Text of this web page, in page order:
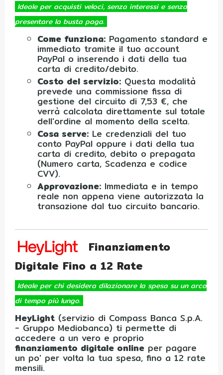
Ideale per acquisti veloci, senza interessi e senza
presentare la busta paga.
Come funziona: Pagamento standard e
immediato tramite il tuo account
PayPal o inserendo i dati della tua
carta di credito/debito.
Costo del servizio: Questa modalità
prevede una commissione fissa di
gestione del circuito di 7,53 €, che
verrà calcolata direttamente sul totale
dell'ordine al momento della scelta.
Cosa serve: Le credenziali del tuo
conto PayPal oppure i dati della tua
carta di credito, debito o prepagata
(Numero carta, Scadenza e codice
CVV).
Approvazione: Immediata e in tempo
reale non appena viene autorizzata la
transazione dal tuo circuito bancario.
Finanziamento
Digitale Fino a 12 Rate
Ideale per chi desidera dilazionare la spesa su un arco
di tempo più lungo.
HeyLight (servizio di Compass Banca S.p.A.
- Gruppo Mediobanca) ti permette di
accedere a un vero e proprio
finanziamento digitale online per pagare
un po' per volta la tua spesa, fino a 12 rate
mensili.